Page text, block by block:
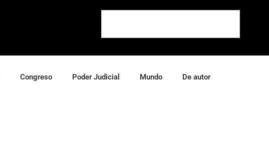
Congreso Poder Judicial Mundo De autor